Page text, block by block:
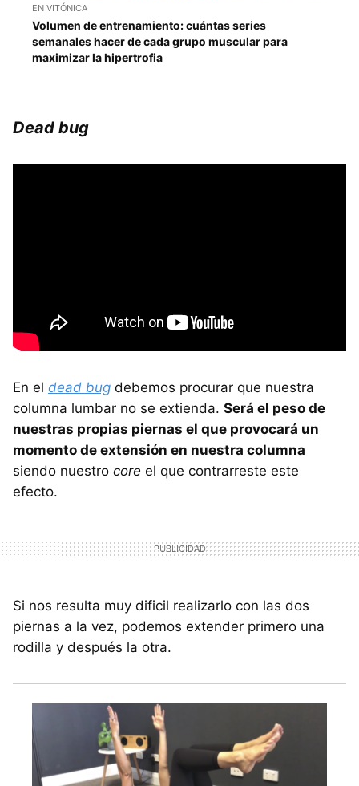
EN VITÓNICA
Volumen de entrenamiento: cuántas series
semanales hacer de cada grupo muscular para
maximizar la hipertrofia
Dead bug
En el dead bug debemos procurar que nuestra
columna lumbar no se extienda. Será el peso de
nuestras propias piernas el que provocará un
momento de extensión en nuestra columna
siendo nuestro core el que contrarreste este
efecto.
Si nos resulta muy dificil realizarlo con las dos
piernas a la vez, podemos extender primero una
rodilla y después la otra.